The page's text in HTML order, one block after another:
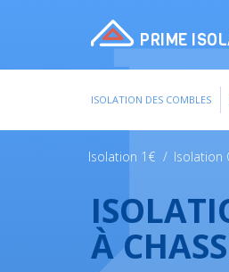
PRIME
ISOLATION DES COMBLES
Isolation 1€ / Isolation
À